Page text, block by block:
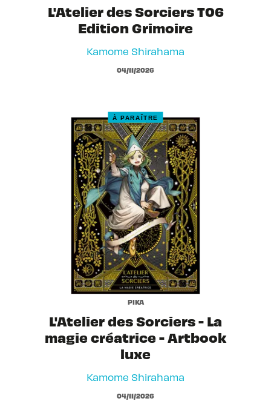
L'Atelier des Sorciers T06
Edition Grimoire
Kamome Shirahama
04/11/2026
À PARAÎTRE
PIKA
L'Atelier des Sorciers - La
magie créatrice - Artbook
luxe
Kamome Shirahama
04/11/2026